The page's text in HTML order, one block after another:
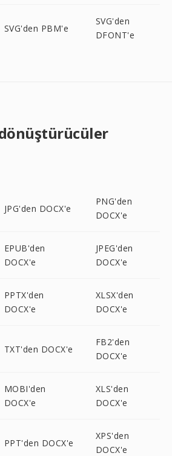
SVG'den PBM'e
SVG'den
DFONT'e
JPG'den DOCX'e
PNG'den
DOCX'e
EPUB'den
DOCX'e
JPEG'den
DOCX'e
PPTX'den
DOCX'e
XLSX'den
DOCX'e
TXT'den DOCX'e
FB2'den
DOCX'e
MOBI'den
DOCX'e
XLS'den
DOCX'e
PPT'den DOCX'e
XPS'den
DOCX'e